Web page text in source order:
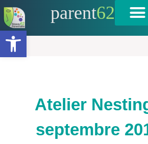
Ouvrir la barre d’outils
parent62
Atelier
septembre